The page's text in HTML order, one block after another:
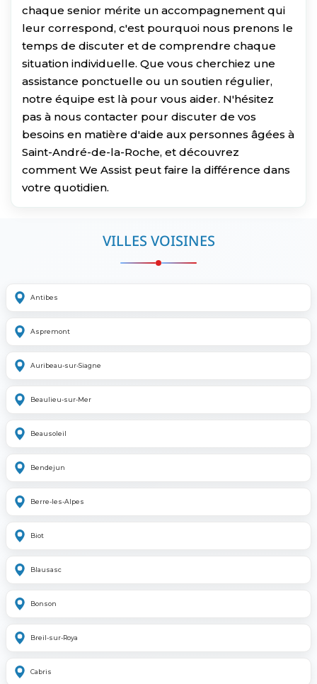
chaque senior mérite un accompagnement qui
leur correspond, c'est pourquoi nous prenons le
temps de discuter et de comprendre chaque
situation individuelle. Que vous cherchiez une
assistance ponctuelle ou un soutien régulier,
notre équipe est là pour vous aider. N'hésitez
pas à nous contacter pour discuter de vos
besoins en matière d'aide aux personnes âgées à
Saint-André-de-la-Roche, et découvrez
comment We Assist peut faire la différence dans
votre quotidien.
VILLES VOISINES
Antibes
Aspremont
Auribeau-sur-Siagne
Beaulieu-sur-Mer
Beausoleil
Bendejun
Berre-les-Alpes
Biot
Blausasc
Bonson
Breil-sur-Roya
Cabris